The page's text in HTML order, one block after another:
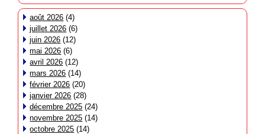
août 2026 (4)
juillet 2026 (6)
juin 2026 (12)
mai 2026 (6)
avril 2026 (12)
mars 2026 (14)
février 2026 (20)
janvier 2026 (28)
décembre 2025 (24)
novembre 2025 (14)
octobre 2025 (14)